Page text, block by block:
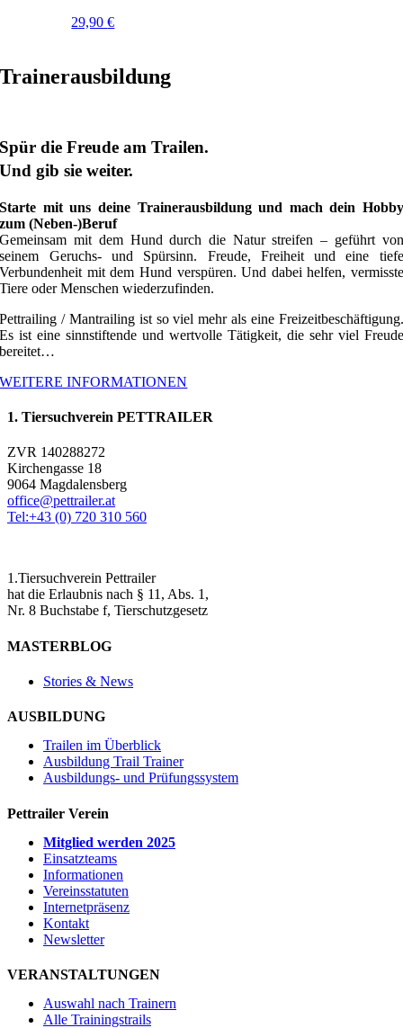
29,90€
Trainerausbildung
Spür die Freude am Trailen.
Und gib sie weiter.
Starte mit uns deine Trainerausbildung und mach dein Hobby
zum (Neben-)Beruf
Gemeinsam mit dem Hund durch die Natur streifen – geführt von
seinem Geruchs- und Spürsinn. Freude, Freiheit und eine tiefe
Verbundenheit mit dem Hund verspüren. Und dabei helfen, vermisste
Tiere oder Menschen wiederzufinden.
Pettrailing / Mantrailing ist so viel mehr als eine Freizeitbeschäftigung.
Es ist eine sinnstiftende und wertvolle Tätigkeit, die sehr viel Freude
bereitet…
WEITERE INFORMATIONEN
1. Tiersuchverein PETTRAILER
ZVR 140288272
Kirchengasse 18
9064 Magdalensberg
office@pettrailer.at
Tel:+43 (0) 720 310 560
1.Tiersuchverein Pettrailer
hat die Erlaubnis nach § 11, Abs. 1,
Nr. 8 Buchstabe f, Tierschutzgesetz
MASTERBLOG
Stories & News
AUSBILDUNG
Trailen im Überblick
Ausbildung Trail Trainer
Ausbildungs- und Prüfungssystem
Pettrailer Verein
Mitglied werden 2025
Einsatzteams
Informationen
Vereinsstatuten
Internetpräsenz
Kontakt
Newsletter
VERANSTALTUNGEN
Auswahl nach Trainern
Alle Trainingstrails